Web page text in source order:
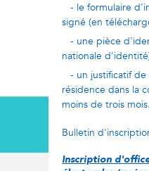
- le formulaire
signé (en
- une pièce
nationale
- un justificatif
résidence dans la
moins de trois mois.
Bulletin
Inscription